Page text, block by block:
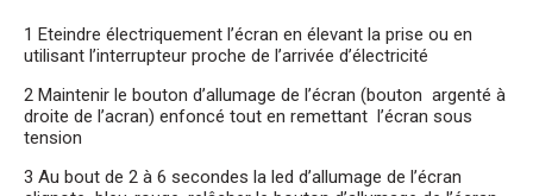
1 Eteindre électriquement l’écran en élevant la prise ou en
utilisant l’interrupteur proche de l’arrivée d’électricité
2 Maintenir le bouton d’allumage de l’écran (bouton argenté à
droite de l’acran) enfoncé tout en remettant l’écran sous
tension
3 Au bout de 2 à 6 secondes la led d’allumage de l’écran